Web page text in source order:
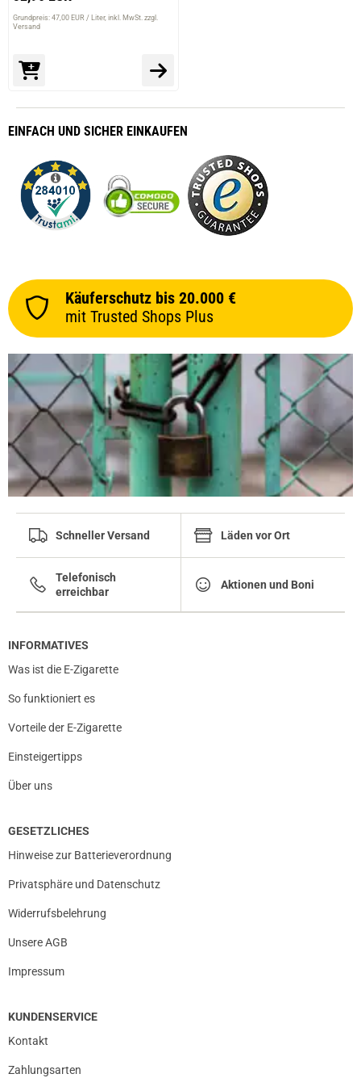
Grundpreis: 47,00 EUR / Liter inkl. MwSt. zzgl.
Versand
EINFACH UND SICHER EINKAUFEN
Käuferschutz bis 20.000 €
mit Trusted Shops Plus
Schneller Versand Läden vor Ort
Telefonisch
erreichbar
Aktionen und Boni
INFORMATIVES
Was ist die E-Zigarette
So funktioniert es
Vorteile der E-Zigarette
Einsteigertipps
Über uns
GESETZLICHES
Hinweise zur Batterieverordnung
Privatsphäre und Datenschutz
Widerrufsbelehrung
Unsere AGB
Impressum
KUNDENSERVICE
Kontakt
Zahlungsarten